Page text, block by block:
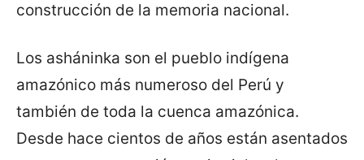
construcción de la memoria nacional.
Los asháninka son el pueblo indígena
amazónico más numeroso del Perú y
también de toda la cuenca amazónica.
Desde hace cientos de años están asentados